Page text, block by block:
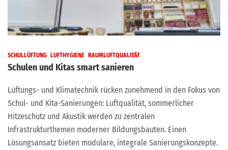
SCHULLÜFTUNG LUFTHYGIENE RAUMLUFTQUALITÄT
Schulen und Kitas smart sanieren
Lüftungs- und Klimatechnik rücken zunehmend in den Fokus von
Schul- und Kita-Sanierungen: Luftqualität, sommerlicher
Hitzeschutz und Akustik werden zu zentralen
Infrastrukturthemen moderner Bildungsbauten. Einen
Lösungsansatz bieten modulare, integrale Sanierungskonzepte.